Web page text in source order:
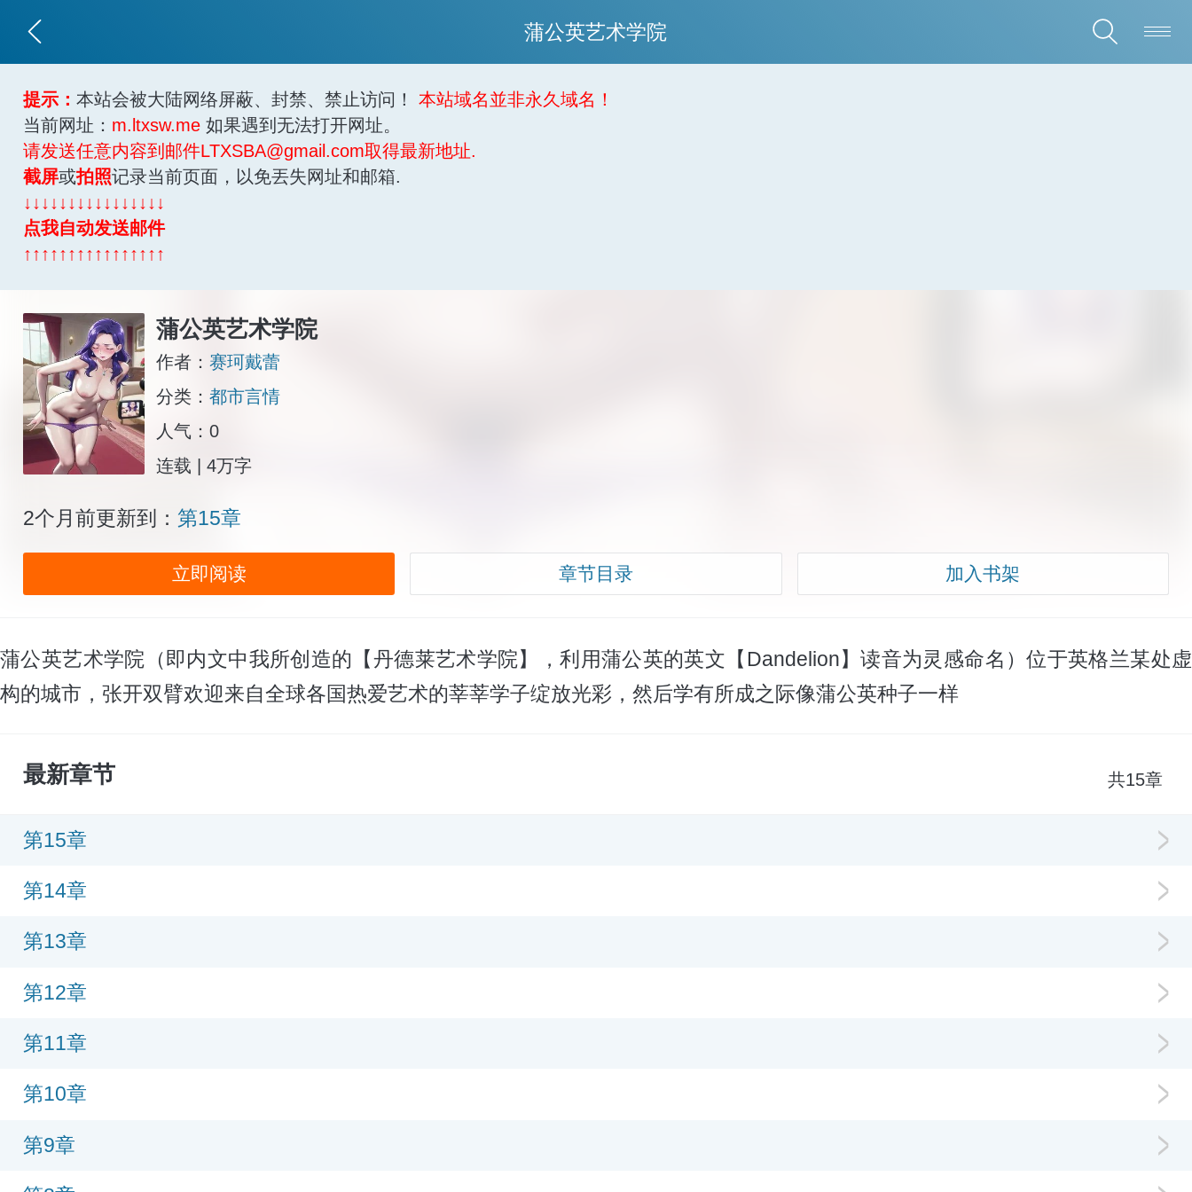
蒲公英艺术学院
提示：本站会被大陆网络屏蔽、封禁、禁止访问！本站域名並非永久域名！
当前网址： m.ltxsw.me 如果遇到无法打开网址。
请发送任意内容到邮件LTXSBA@gmail.com取得最新地址.
截屏或拍照记录当前页面，以免丟失网址和邮箱.
↓↓↓↓↓↓↓↓↓↓↓↓↓↓↓↓
点我自动发送邮件
↑↑↑↑↑↑↑↑↑↑↑↑↑↑↑↑
蒲公英艺术学院
作者： 赛珂戴蕾
分类： 都市言情
人气：0
连载 | 4万字
2个月前更新到： 第15章
立即阅读 章节目录 加入书架
蒲公英艺术学院（即内文中我所创造的【丹德莱艺术学院】，利用蒲公英的英文【Dandelion】读音为灵感命名）位于英格兰某处虚
构的城市，张开双臂欢迎来自全球各国热爱艺术的莘莘学子绽放光彩，然后学有所成之际像蒲公英种子一样
最新章节 共15章
第15章
第14章
第13章
第12章
第11章
第10章
第9章